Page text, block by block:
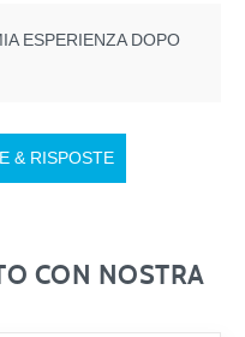
& RISPOSTE
CON NOSTRA